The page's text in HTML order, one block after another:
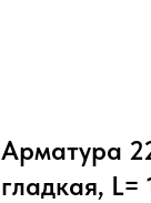
Арматура
гладкая,